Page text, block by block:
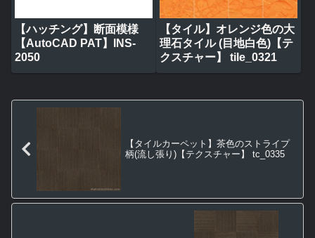
【ハッチング】断面模様
【AutoCAD PAT】INS-
2050
【タイル】オレンジ色の大
理石タイル (目地白色)【テ
クスチャー】 tile_0321
【タイルカーペット】茶色のストライプ
柄(流し張り)【テクスチャー】 tc_0335